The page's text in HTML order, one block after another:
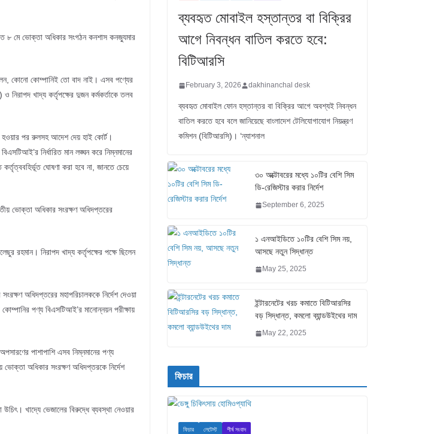
৮ মে ভোক্তা অধিকার সংগঠন কনশাস কনজ্যুমার
কোনো কোম্পানিই তো বাদ নাই। এসব পণ্যের
ও নিরাপদ খাদ্য কর্তৃপক্ষের দুজন কর্মকর্তাকে তলব
হওয়ার পর রুলসহ আদেশ দেয় হাই কোর্ট।
নির্ধারিত মান লঙ্ঘন করে নিম্নমানের
ঘোষণা করা হবে না, জানতে চেয়ে
ভোক্তা অধিকার সংরক্ষণ অধিদপ্তরের
রহমান। নিরাপদ খাদ্য কর্তৃপক্ষের পক্ষে ছিলেন
অধিদপ্তরের মহাপরিচালককে নির্দেশ দেওয়া
পণ্য বিএসটিআই’র মানোন্নয়ন পরীক্ষায়
পাশাপাশি এসব নিম্নমানের পণ্য
ভোক্তা অধিকার সংরক্ষণ অধিদপ্তরকে নির্দেশ
খাদ্যে ভেজালের বিরুদ্ধে ব্যবস্থা নেওয়ার
ব্যবহৃত মোবাইল হস্তান্তর বা বিক্রির
আগে নিবন্ধন বাতিল করতে হবে:
বিটিআরসি
February 3, 2026 dakhinanchal desk
ব্যবহৃত মোবাইল ফোন হস্তান্তর বা বিক্রির আগে অবশ্যই নিবন্ধন
বাতিল করতে হবে বলে জানিয়েছে বাংলাদেশ টেলিযোগাযোগ নিয়ন্ত্রণ
কমিশন (বিটিআরসি)। ‘ন্যাশনাল
৩০ অক্টোবরের মধ্যে ১০টির বেশি সিম
ডি-রেজিস্টার করার নির্দেশ
September 6, 2025
১ এনআইডিতে ১০টির বেশি সিম নয়,
আসছে নতুন সিদ্ধান্ত
May 25, 2025
ইন্টারনেটের খরচ কমাতে বিটিআরসির
বড় সিদ্ধান্ত, কমলো ব্যান্ডউইথের দাম
May 22, 2025
ফিচার
ফিচার লেটেস্ট শীর্ষ সংবাদ